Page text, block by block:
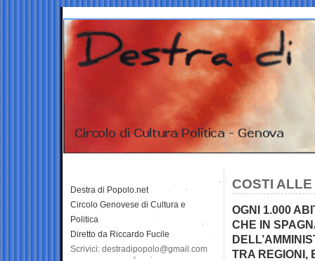
COSTI
OGNI 1.000
CHE IN
TRA REGIONI,
Destra di Popolo.net
Circolo Genovese di Cultura e
Politica
Diretto da Riccardo Fucile
Scrivici: destradipopolo@gmail.com